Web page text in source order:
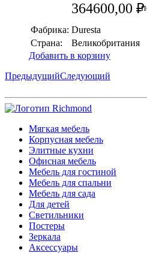
364600,00₽
Фабрика: Duresta
Страна:
Великобритания
Добавить в корзину
ПредыдущийСледующий
Мягкая мебель
Корпусная мебель
Элитные кухни
Офисная мебель
Мебель для гостиной
Мебель для спальни
Мебель для сада
Для детей
Светильники
Постеры
Зеркала
Аксессуары